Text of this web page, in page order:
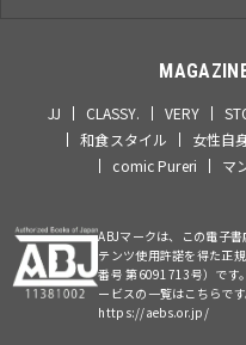
JJ CLASSY. VERY
和食スタイル
女性自
comic Pureri
マ
ABJマークは、この電子
テンツ使用許諾を得た正
番号 第6091713号）です
ービスの一覧はこちらです
https://aebs.or.jp/